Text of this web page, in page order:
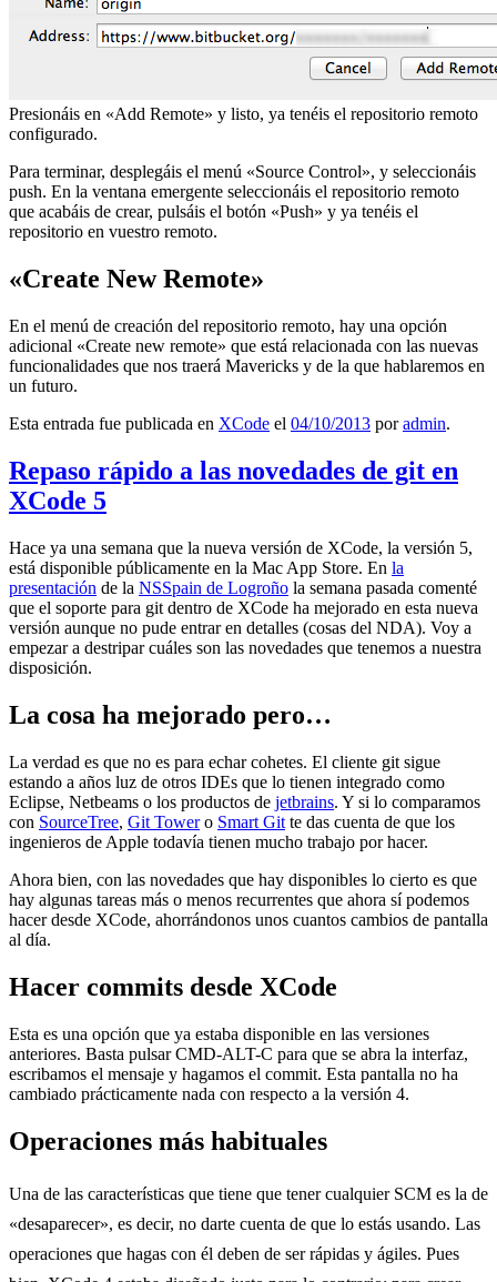
Presionáis en «Add Remote» y listo, ya tenéis el repositorio remoto
configurado.
Para terminar, desplegáis el menú «Source Control», y seleccionáis
push. En la ventana emergente seleccionáis el repositorio remoto
que acabáis de crear, pulsáis el botón «Push» y ya tenéis el
repositorio en vuestro remoto.
«Create New Remote»
En el menú de creación del repositorio remoto, hay una opción
adicional «Create new remote» que está relacionada con las nuevas
funcionalidades que nos traerá Mavericks y de la que hablaremos en
un futuro.
Esta entrada fue publicada en XCode el 04/10/2013 poradmin.
Repaso rápido a las novedades de git en
XCode 5
Hace ya una semana que la nueva versión de XCode, la versión 5,
está disponible públicamente en la Mac App Store. En la
presentación de la NSSpain de Logroño la semana pasada comenté
que el soporte para git dentro de XCode ha mejorado en esta nueva
versión aunque no pude entrar en detalles (cosas del NDA). Voy a
empezar a destripar cuáles son las novedades que tenemos a nuestra
disposición.
La cosa ha mejorado pero…
La verdad es que no es para echar cohetes. El cliente git sigue
estando a años luz de otros IDEs que lo tienen integrado como
Eclipse, Netbeams o los productos de jetbrains. Y si lo comparamos
con SourceTree, Git Towero Smart Git te das cuenta de que los
ingenieros de Apple todavía tienen mucho trabajo por hacer.
Ahora bien, con las novedades que hay disponibles lo cierto es que
hay algunas tareas más o menos recurrentes que ahora sí podemos
hacer desde XCode, ahorrándonos unos cuantos cambios de pantalla
al día.
Hacer commits desde XCode
Esta es una opción que ya estaba disponible en las versiones
anteriores. Basta pulsar CMD-ALT-C para que se abra la interfaz,
escribamos el mensaje y hagamos el commit. Esta pantalla no ha
cambiado prácticamente nada con respecto a la versión 4.
Operaciones más habituales
Una de las características que tiene que tener cualquier SCM es la de
«desaparecer», es decir, no darte cuenta de que lo estás usando. Las
operaciones que hagas con él deben de ser rápidas y ágiles. Pues